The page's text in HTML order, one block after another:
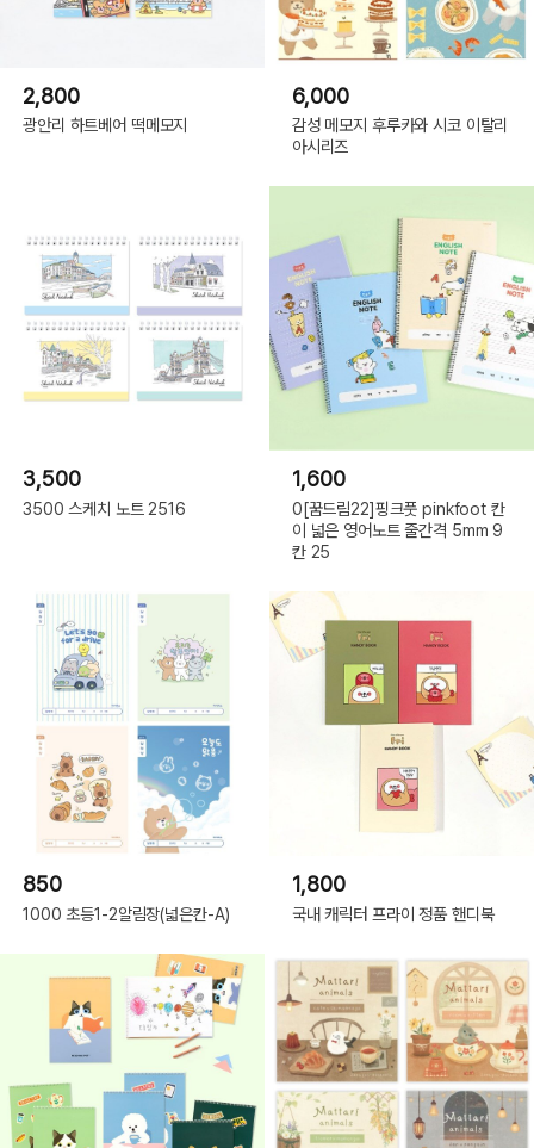
2,800
광안리 하트베어 떡메모지
6,000
감성 메모지 후루카와 시코 이탈리
아시리즈
3,500
3500 스케치 노트 2516
1,600
0[꿈드림22]핑크풋 pinkfoot 칸
이 넓은 영어노트 줄간격 5mm 9
칸 25
850
1000 초등1-2알림장(넓은칸-A)
1,800
국내 캐릭터 프라이 정품 핸디북